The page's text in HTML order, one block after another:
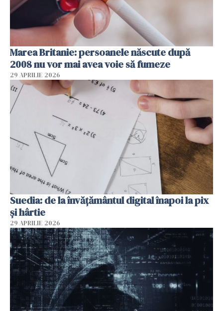
Marea Britanie: persoanele născute după
2008 nu vor mai avea voie să fumeze
29 APRILIE 2026
Suedia: de la învățământul digital înapoi la pix
și hârtie
29 APRILIE 2026